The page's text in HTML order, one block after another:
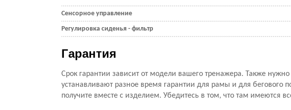
Сенсорное управление
Регулировка сиденья - фильтр
Гарантия
Срок гарантии зависит от модели вашего тренажера. Также
устанавливают разное время гарантии для рамы и для бегового
получите вместе с изделием. Убедитесь в том, что там имеются